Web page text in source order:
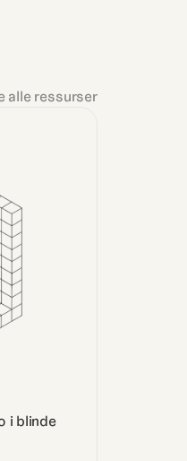
alle ressurser
i blinde